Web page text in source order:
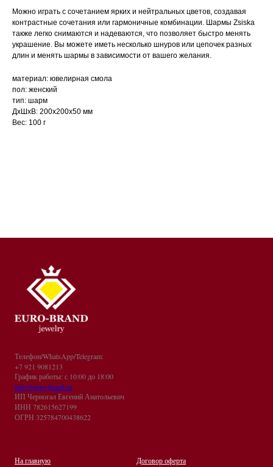
Можно играть с сочетанием ярких и нейтральных цветов, создавая
контрастные сочетания или гармоничные комбинации. Шармы Zsiska
также легко снимаются и надеваются, что позволяет быстро менять
украшение. Вы можете иметь несколько шнуров или цепочек разных
длин и менять шармы в зависимости от вашего желания.
материал: ювелирная смола
пол: женский
тип: шарм
ДxШxВ: 200x200x50 мм
Вес: 100 г
Телефон/WhatsApp/Telegram:
+7 921 9081213
График работы: с 10:00 до 18:00
info@euro-brand.ru
ИП Черногал Евгений Анатольевич
ИНН 782615627199
ОГРН 325784700438622
На главную Договор оферта